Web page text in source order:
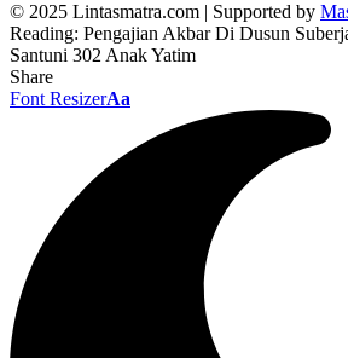
© 2025 Lintasmatra.com | Supported by
Reading: Pengajian Akbar Di Dusun
Santuni 302 Anak Yatim
Share
Font ResizerAa